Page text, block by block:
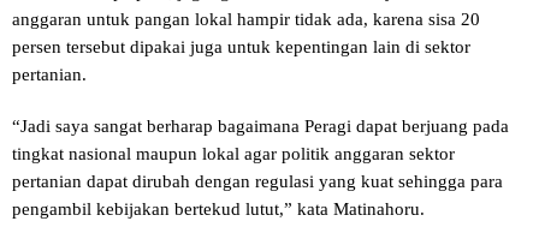
anggaran untuk pangan lokal hampir tidak ada, karena sisa 20
persen tersebut dipakai juga untuk kepentingan lain di sektor
pertanian.
“Jadi saya sangat berharap bagaimana Peragi dapat berjuang pada
tingkat nasional maupun lokal agar politik anggaran sektor
pertanian dapat dirubah dengan regulasi yang kuat sehingga para
pengambil kebijakan bertekud lutut,” kata Matinahoru.